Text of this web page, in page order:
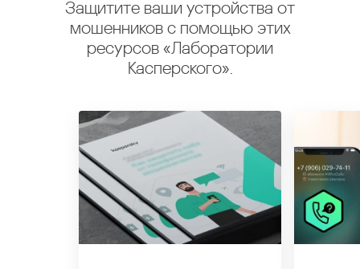
Защитите ваши устройства от
мошенников с помощью этих
ресурсов «Лаборатории
Касперского».